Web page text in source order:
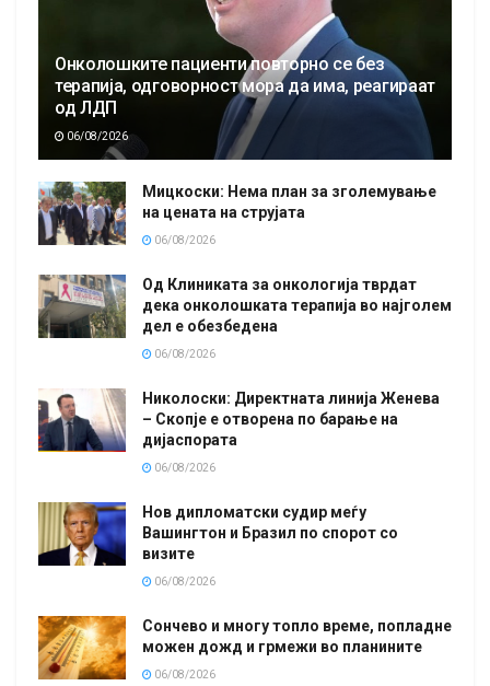
Онколошките пациенти повторно се без
терапија, одговорност мора да има, реагираат
од ЛДП
06/08/2026
Мицкоски: Нема план за зголемување
на цената на струјата
06/08/2026
Од Клиниката за онкологија тврдат
дека онколошката терапија во најголем
дел е обезбедена
06/08/2026
Николоски: Директната линија Женева
– Скопје е отворена по барање на
дијаспората
06/08/2026
Нов дипломатски судир меѓу
Вашингтон и Бразил по спорот со
визите
06/08/2026
Сончево и многу топло време, попладне
можен дожд и грмежи во планините
06/08/2026